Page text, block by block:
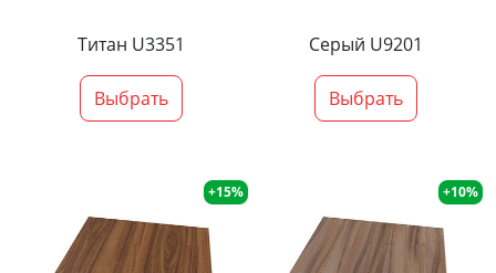
Титан U3351
Выбрать
Серый U9201
Выбрать
+15% +10%